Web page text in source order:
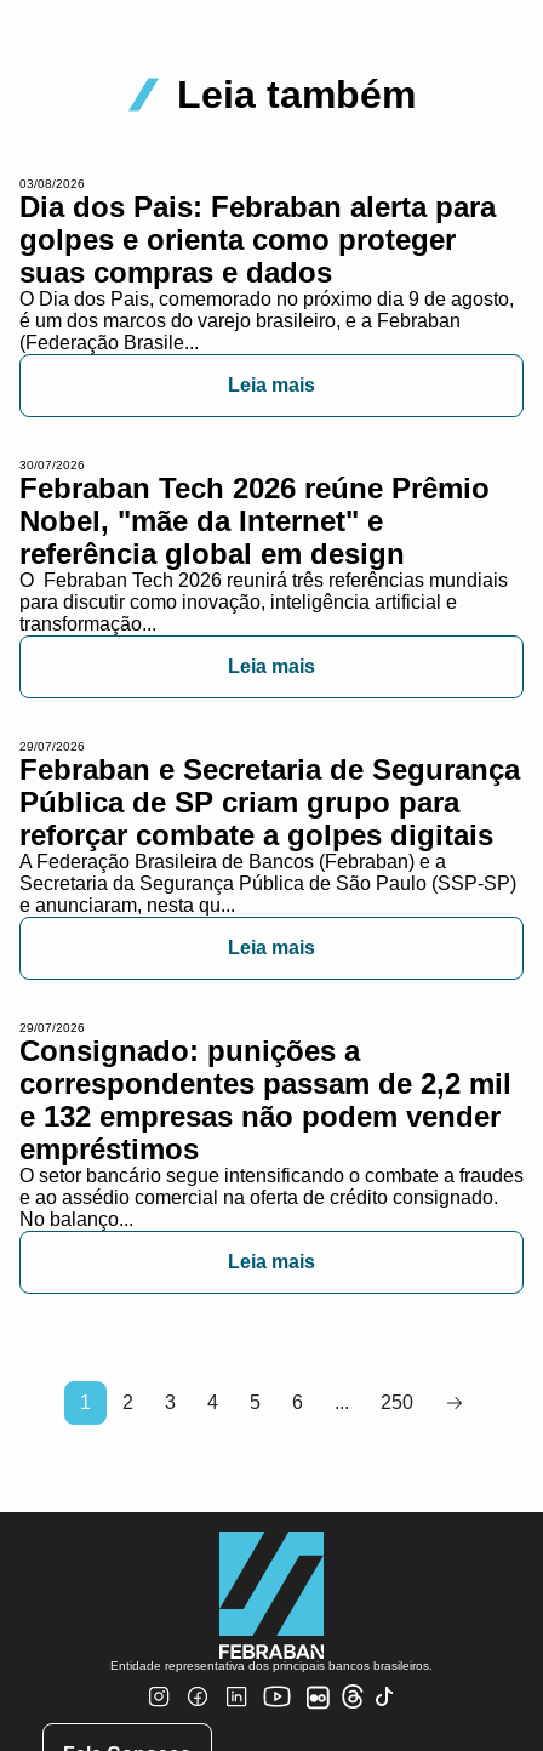
Leia também
03/08/2026
Dia dos Pais: Febraban alerta para
golpes e orienta como proteger
suas compras e dados
O Dia dos Pais, comemorado no próximo dia 9 de agosto,
é um dos marcos do varejo brasileiro, e a Febraban
(Federação Brasile...
Leia mais
30/07/2026
Febraban Tech 2026 reúne Prêmio
Nobel, "mãe da Internet" e
referência global em design
O Febraban Tech 2026 reunirá três referências mundiais
para discutir como inovação, inteligência artificial e
transformação...
Leia mais
29/07/2026
Febraban e Secretaria de Segurança
Pública de SP criam grupo para
reforçar combate a golpes digitais
A Federação Brasileira de Bancos (Febraban) e a
Secretaria da Segurança Pública de São Paulo (SSP-SP)
e anunciaram, nesta qu...
Leia mais
29/07/2026
Consignado: punições a
correspondentes passam de 2,2 mil
e 132 empresas não podem vender
empréstimos
O setor bancário segue intensificando o combate a fraudes
e ao assédio comercial na oferta de crédito consignado.
No balanço...
Leia mais
1 2 3 4 5 6 ... 250
Entidade representativa dos principais bancos brasileiros.